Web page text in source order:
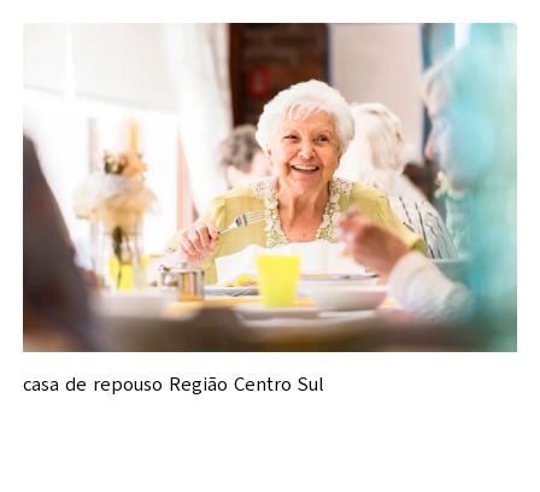
casa de repouso Região Centro Sul